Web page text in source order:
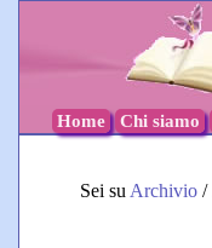
Home Chi siamo
Sei su Archivio /